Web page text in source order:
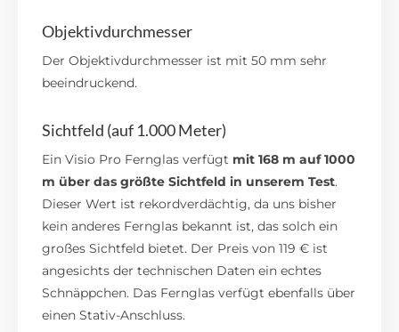
Objektivdurchmesser
Der Objektivdurchmesser ist mit 50 mm sehr
beeindruckend.
Sichtfeld (auf 1.000 Meter)
Ein Visio Pro Fernglas verfügt mit 168 m auf 1000
m über das größte Sichtfeld in unserem Test.
Dieser Wert ist rekordverdächtig, da uns bisher
kein anderes Fernglas bekannt ist, das solch ein
großes Sichtfeld bietet. Der Preis von 119 € ist
angesichts der technischen Daten ein echtes
Schnäppchen. Das Fernglas verfügt ebenfalls über
einen Stativ-Anschluss.